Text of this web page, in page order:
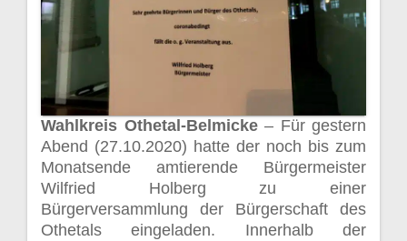
Wahlkreis Othetal-Belmicke– Für gestern
Abend (27.10.2020) hatte der noch bis zum
Monatsende amtierende Bürgermeister
Wilfried Holberg zu einer
Bürgerversammlung der Bürgerschaft des
Othetals eingeladen. Innerhalb der